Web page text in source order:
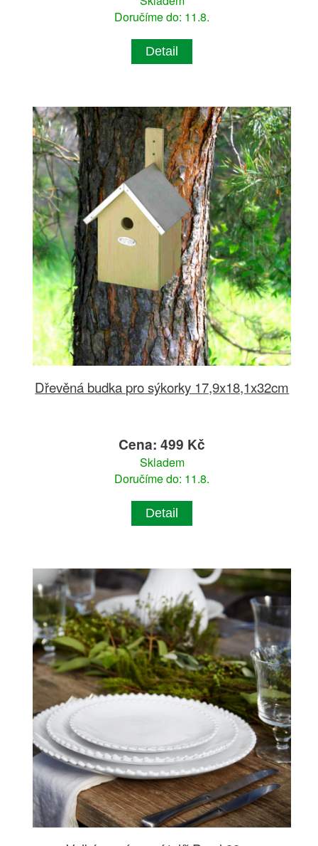
Doručíme do: 11.8.
Detail
Dřevěná budka pro sýkorky 17,9x18,1x32cm
Cena: 499 Kč
Skladem
Doručíme do: 11.8.
Detail